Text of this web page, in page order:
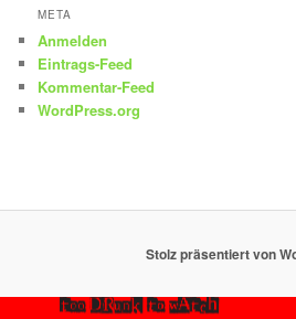
META
Anmelden
Eintrags-Feed
Kommentar-Feed
WordPress.org
Stolz präsentiert von